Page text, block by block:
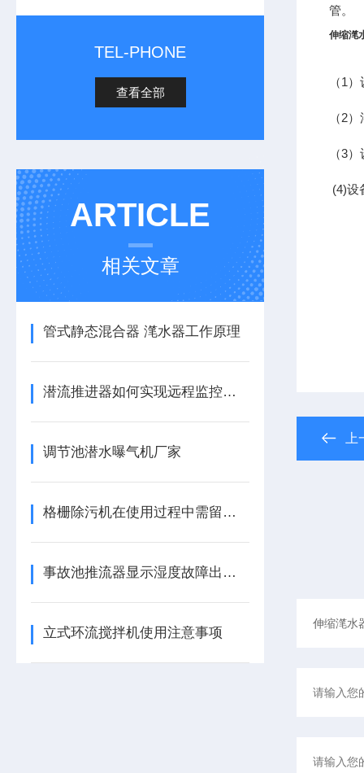
TEL-PHONE
查看全部
ARTICLE
相关文章
管式静态混合器 滗水器工作原理
潜流推进器如何实现远程监控与预测性维护？
调节池潜水曝气机厂家
格栅除污机在使用过程中需留意这些细节
事故池推流器显示湿度故障出在哪里
立式环流搅拌机使用注意事项
管。
伸缩滗
（1
（2
（3
(4)设